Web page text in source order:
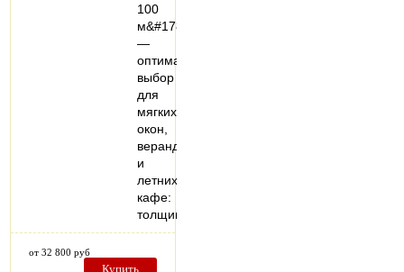
100
м&#178;)
—
оптимальный
выбор
для
мягких
окон,
веранд
и
летних
кафе:
толщина…
от 32 800 руб
Купить